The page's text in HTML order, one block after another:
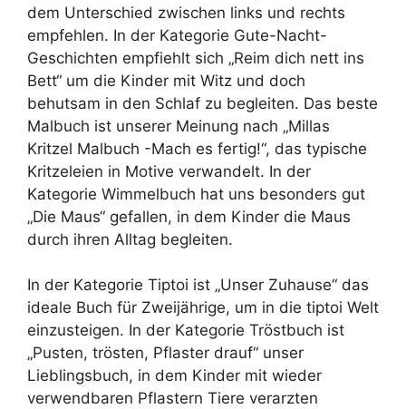
dem Unterschied zwischen links und rechts
empfehlen. In der Kategorie Gute-Nacht-
Geschichten empfiehlt sich „Reim dich nett ins
Bett“ um die Kinder mit Witz und doch
behutsam in den Schlaf zu begleiten. Das beste
Malbuch ist unserer Meinung nach „Millas
Kritzel Malbuch -Mach es fertig!“, das typische
Kritzeleien in Motive verwandelt. In der
Kategorie Wimmelbuch hat uns besonders gut
„Die Maus“ gefallen, in dem Kinder die Maus
durch ihren Alltag begleiten.
In der Kategorie Tiptoi ist „Unser Zuhause“ das
ideale Buch für Zweijährige, um in die tiptoi Welt
einzusteigen. In der Kategorie Tröstbuch ist
„Pusten, trösten, Pflaster drauf“ unser
Lieblingsbuch, in dem Kinder mit wieder
verwendbaren Pflastern Tiere verarzten